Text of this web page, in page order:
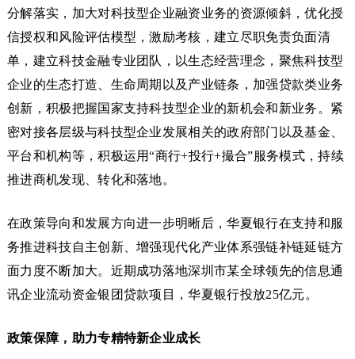
分解落实，加大对科技型企业融资业务的资源倾斜，优化授
信授权和风险评估模型，激励考核，建立尽职免责负面清
单，建立科技金融专业团队，以生态经营理念，聚焦科技型
企业的生态打造、生命周期以及产业链条，加强贷款类业务
创新，积极把握国家支持科技型企业的新机会和新业务。紧
密对接各层级与科技型企业发展相关的政府部门以及基金、
平台和机构等，积极运用“商行+投行+撮合”服务模式，持续
推进商机发现、转化和落地。
在政策导向和发展方向进一步明晰后，华夏银行在支持和服
务推进科技自主创新、增强现代化产业体系强链补链延链方
面力度不断加大。近期成功落地深圳市某全球领先的信息通
讯企业流动资金银团贷款项目，华夏银行投放25亿元。
政策保障，助力专精特新企业成长